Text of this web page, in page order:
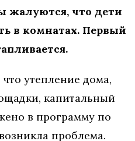
жалуются, что дети
в комнатах. Первый
утепление дома,
капитальный
в программу по
проблема.